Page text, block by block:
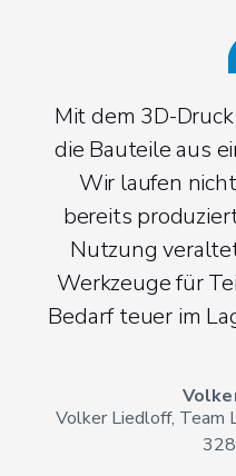
Mit dem 3D-
die Bauteile aus
Wir laufen
bereits
Nutzung
Werkzeuge für
Bedarf teuer im
Volker Liedloff, Team